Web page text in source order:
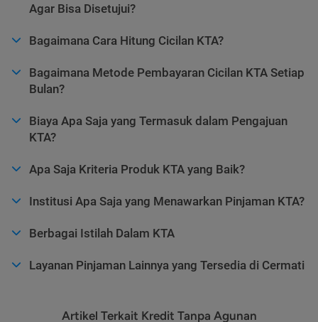
Agar Bisa Disetujui?
Bagaimana Cara Hitung Cicilan KTA?
Bagaimana Metode Pembayaran Cicilan KTA Setiap
Bulan?
Biaya Apa Saja yang Termasuk dalam Pengajuan
KTA?
Apa Saja Kriteria Produk KTA yang Baik?
Institusi Apa Saja yang Menawarkan Pinjaman KTA?
Berbagai Istilah Dalam KTA
Layanan Pinjaman Lainnya yang Tersedia di Cermati
Artikel Terkait Kredit Tanpa Agunan